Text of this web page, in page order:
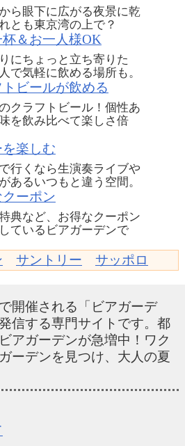
ら眼下に広がる夜景に乾
とも東京湾の上で？
＆お一人様OK
にちょっと立ち寄りた
で気軽に飲める場所も。
トビールが飲める
クラフトビール！個性あ
を飲み比べて楽しさ倍
を楽しむ
行くなら生演奏ライブや
あるいつもと違う空間。
ーポン
典など、お得なクーポン
ているビアガーデンで
サントリー サッポロ
開催される「ビアガーデ
信する専門サイトです。都
アガーデンが急増中！ワク
ーデンを見つけ、大人の夏